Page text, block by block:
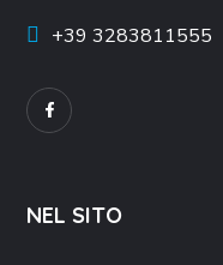
+393283811555
NEL SITO